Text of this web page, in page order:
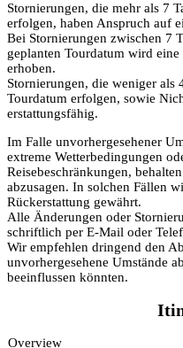
Stornierungen, die mehr als 7
erfolgen, haben Anspruch auf
Bei Stornierungen zwischen 7
geplanten Tourdatum wird
erhoben.
Stornierungen, die weniger als
Tourdatum erfolgen, sowie
erstattungsfähig.
Im Falle unvorhergesehener
extreme Wetterbedingungen
Reisebeschränkungen,
abzusagen. In solchen Fällen
Rückerstattung gewährt.
Alle Änderungen oder
schriftlich per E-Mail oder
Wir empfehlen dringend den
unvorhergesehene Umstände
beeinflussen könnten.
Overview